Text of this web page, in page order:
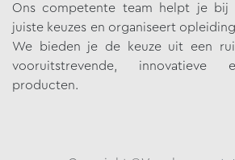
Ons competente team helpt je bij
juiste keuzes en organiseert
We bieden je de keuze uit een
vooruitstrevende, innovatieve
producten.